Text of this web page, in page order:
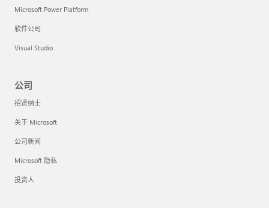
Microsoft Power Platform
软件公司
Visual Studio
公司
招贤纳士
关于 Microsoft
公司新闻
Microsoft 隐私
投资人